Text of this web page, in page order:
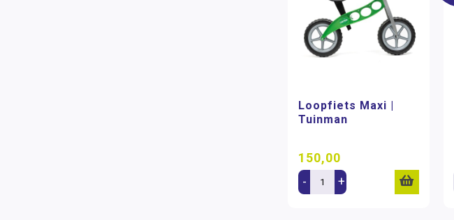
Loopfiets Maxi |
Tuinman
150,00
- +